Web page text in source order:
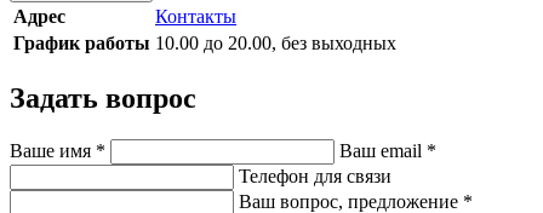
Адрес
Контакты
График работы 10.00 до 20.00, без выходных
Задать вопрос
Ваше имя * Ваш email *
Телефон для связи
Ваш вопрос, предложение *